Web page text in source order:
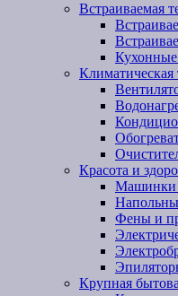
Встраиваемая
Климатическая
Красота и
Машинки
Фены и
Крупная